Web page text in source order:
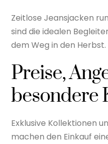
Zeitlose Jeansjacken
sind die idealen
dem Weg in den Herbst.
Preise,
besondere
Exklusive Kollektionen
machen den Einkauf